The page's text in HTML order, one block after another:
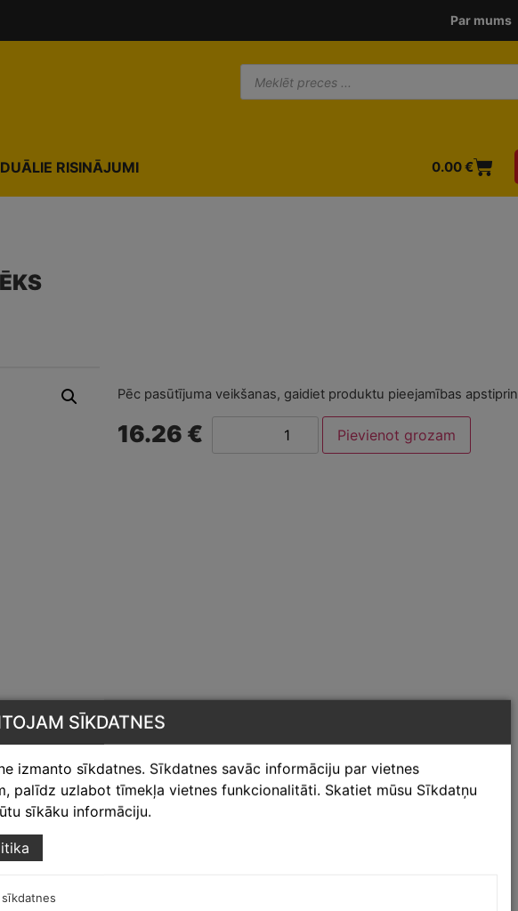
Par mums
RISINĀJUMI 0.00€
Pēc pasūtījuma veikšanas, gaidiet produktu pieejamības
16.26 € Pievienot grozam
SĪKDATNES
izmanto sīkdatnes. Sīkdatnes savāc informāciju par vietnes
palīdz uzlabot tīmekļa vietnes funkcionalitāti. Skatiet mūsu Sīkdatņu
sīkāku informāciju.